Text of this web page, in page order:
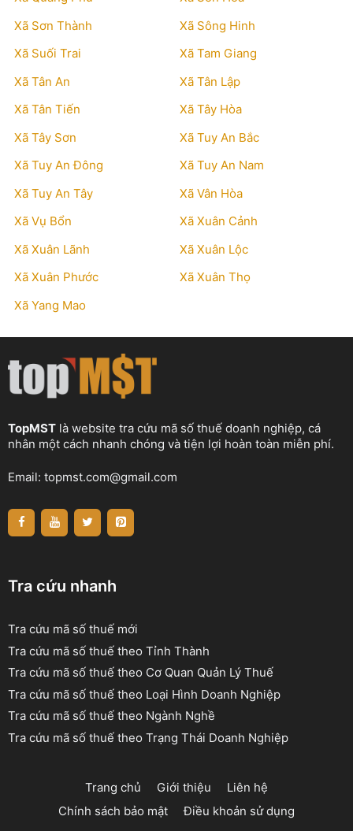
Xã Sơn Thành
Xã Sông Hinh
Xã Suối Trai
Xã Tam Giang
Xã Tân An
Xã Tân Lập
Xã Tân Tiến
Xã Tây Hòa
Xã Tây Sơn
Xã Tuy An Bắc
Xã Tuy An Đông
Xã Tuy An Nam
Xã Tuy An Tây
Xã Vân Hòa
Xã Vụ Bổn
Xã Xuân Cảnh
Xã Xuân Lãnh
Xã Xuân Lộc
Xã Xuân Phước
Xã Xuân Thọ
Xã Yang Mao
TopMST là website tra cứu mã số thuế doanh nghiệp, cá
nhân một cách nhanh chóng và tiện lợi hoàn toàn miễn phí.
Email: topmst.com@gmail.com
Tra cứu nhanh
Tra cứu mã số thuế mới
Tra cứu mã số thuế theo Tỉnh Thành
Tra cứu mã số thuế theo Cơ Quan Quản Lý Thuế
Tra cứu mã số thuế theo Loại Hình Doanh Nghiệp
Tra cứu mã số thuế theo Ngành Nghề
Tra cứu mã số thuế theo Trạng Thái Doanh Nghiệp
Trang chủ Giới thiệu
Liên hệ
Chính sách bảo mật
Điều khoản sử dụng